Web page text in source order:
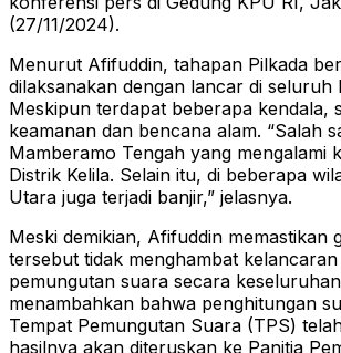
(27/11/2024).
Menurut Afifuddin, tahapan Pilkada
dilaksanakan dengan lancar di seluruh
Meskipun terdapat beberapa kendala,
keamanan dan bencana alam. “Salah
Mamberamo Tengah yang mengalami
Distrik Kelila. Selain itu, di beberapa
Utara juga terjadi banjir,” jelasnya.
Meski demikian, Afifuddin memastikan
tersebut tidak menghambat
pemungutan suara secara
menambahkan bahwa penghitungan
Tempat Pemungutan Suara (TPS)
hasilnya akan diteruskan ke Panitia